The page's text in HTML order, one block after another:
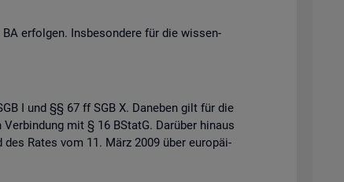
er­fol­gen. Ins­be­son­de­re für die wis­sen­
I und §§ 67 ff SGB X. Da­ne­ben gilt für die
mit § 16 BStatG. Dar­über hin­aus
Rates vom 11. März 2009 über eu­ro­päi­